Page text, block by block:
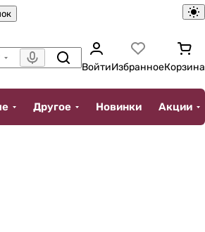
ВойтиИзбранноеКорзина
Другое Новинки Акции